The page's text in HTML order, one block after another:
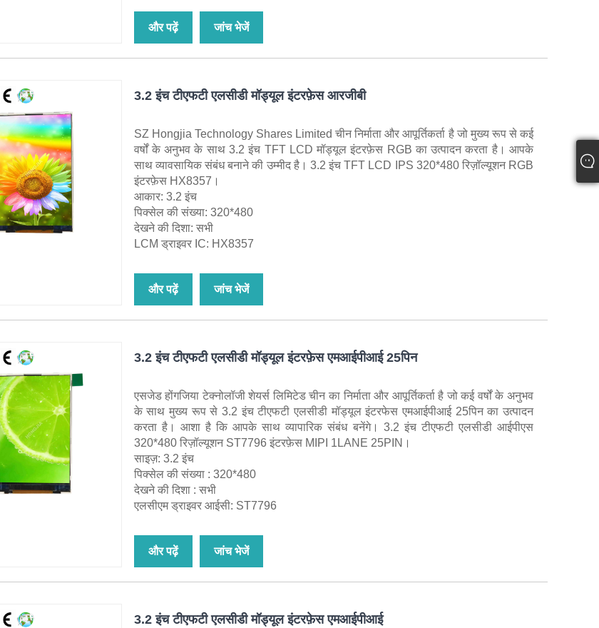
और पढ़ें जांच भेजें
3.2 इंच टीएफटी एलसीडी मॉड्यूल इंटरफ़ेस आरजीबी
SZ Hongjia Technology Shares Limited चीन निर्माता और आपूर्तिकर्ता है जो मुख्य रूप से कई
वर्षों के अनुभव के साथ 3.2 इंच TFT LCD मॉड्यूल इंटरफ़ेस RGB का उत्पादन करता है। आपके
साथ व्यावसायिक संबंध बनाने की उम्मीद है। 3.2 इंच TFT LCD IPS 320*480 रिज़ॉल्यूशन RGB
इंटरफ़ेस HX8357।
आकार: 3.2 इंच
पिक्सेल की संख्या: 320*480
देखने की दिशा: सभी
LCM ड्राइवर IC: HX8357
और पढ़ें जांच भेजें
3.2 इंच टीएफटी एलसीडी मॉड्यूल इंटरफ़ेस एमआईपीआई 25पिन
एसजेड होंगजिया टेक्नोलॉजी शेयर्स लिमिटेड चीन का निर्माता और आपूर्तिकर्ता है जो कई वर्षों के अनुभव
के साथ मुख्य रूप से 3.2 इंच टीएफटी एलसीडी मॉड्यूल इंटरफेस एमआईपीआई 25पिन का उत्पादन
करता है। आशा है कि आपके साथ व्यापारिक संबंध बनेंगे। 3.2 इंच टीएफटी एलसीडी आईपीएस
320*480 रिज़ॉल्यूशन ST7796 इंटरफ़ेस MIPI 1LANE 25PIN।
साइज़: 3.2 इंच
पिक्सेल की संख्या : 320*480
देखने की दिशा : सभी
एलसीएम ड्राइवर आईसी: ST7796
और पढ़ें जांच भेजें
3.2 इंच टीएफटी एलसीडी मॉड्यूल इंटरफ़ेस एमआईपीआई